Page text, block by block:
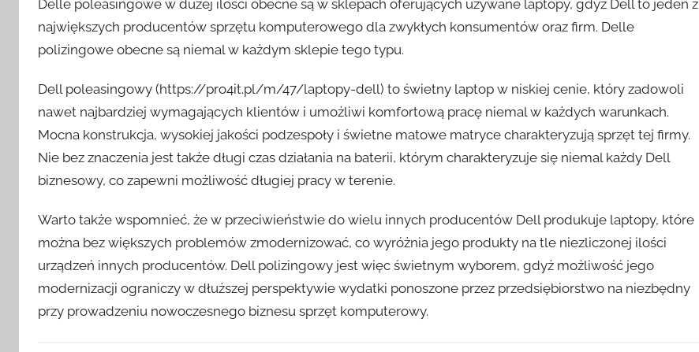
Delle poleasingowe w dużej ilości obecne są w sklepach oferujących używane laptopy, gdyż Dell to jeden z
największych producentów sprzętu komputerowego dla zwykłych konsumentów oraz firm. Delle
polizingowe obecne są niemal w każdym sklepie tego typu.
Dell poleasingowy (https://pro4it.pl/m/47/laptopy-dell) to świetny laptop w niskiej cenie, który zadowoli
nawet najbardziej wymagających klientów i umożliwi komfortową pracę niemal w każdych warunkach.
Mocna konstrukcja, wysokiej jakości podzespoły i świetne matowe matryce charakteryzują sprzęt tej firmy.
Nie bez znaczenia jest także długi czas działania na baterii, którym charakteryzuje się niemal każdy Dell
biznesowy, co zapewni możliwość długiej pracy w terenie.
Warto także wspomnieć, że w przeciwieństwie do wielu innych producentów Dell produkuje laptopy, które
można bez większych problemów zmodernizować, co wyróżnia jego produkty na tle niezliczonej ilości
urządzeń innych producentów. Dell polizingowy jest więc świetnym wyborem, gdyż możliwość jego
modernizacji ograniczy w dłuższej perspektywie wydatki ponoszone przez przedsiębiorstwo na niezbędny
przy prowadzeniu nowoczesnego biznesu sprzęt komputerowy.